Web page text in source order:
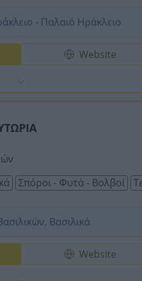
- Παλαιό Ηράκλειο
Website
Σπόροι - Φυτά - Βολβοί
Βασιλικά
Website